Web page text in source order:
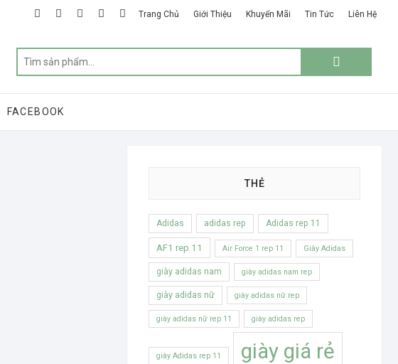
facebook
twittergoogleinstagram
linkedin
Trang Chủ Giới Thiệu Khuyến Mãi Tin Tức Liên Hệ
FACEBOOK
THẺ
Adidas adidas rep Adidas rep 11
AF1 rep 11 Air Force 1 rep 11 Giày Adidas
giày adidas nam giày adidas nam rep
giày adidas nữ giày adidas nữ rep
giày adidas nữ rep 11 giày adidas rep
giày Adidas rep 11
giày giá rẻ